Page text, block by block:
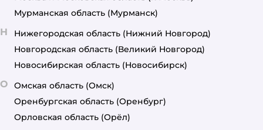
Мурманская область (Мурманск)
Н Нижегородская область (Нижний Новгород)
Новгородская область (Великий Новгород)
Новосибирская область (Новосибирск)
О Омская область (Омск)
Оренбургская область (Оренбург)
Орловская область (Орёл)